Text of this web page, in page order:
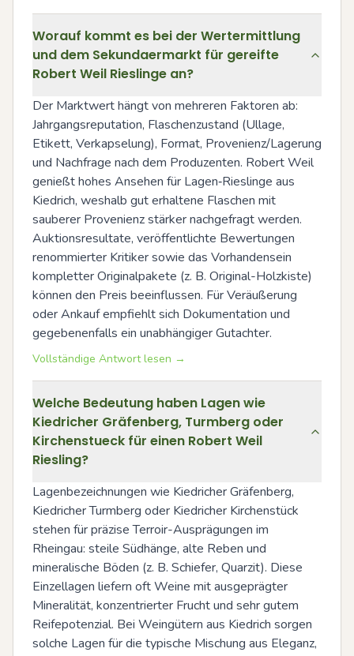
Worauf kommt es bei der Wertermittlung
und dem Sekundaermarkt für gereifte
Robert Weil Rieslinge an?
Der Marktwert hängt von mehreren Faktoren ab:
Jahrgangsreputation, Flaschenzustand (Ullage,
Etikett, Verkapselung), Format, Provenienz/Lagerung
und Nachfrage nach dem Produzenten. Robert Weil
genießt hohes Ansehen für Lagen‑Rieslinge aus
Kiedrich, weshalb gut erhaltene Flaschen mit
sauberer Provenienz stärker nachgefragt werden.
Auktionsresultate, veröffentlichte Bewertungen
renommierter Kritiker sowie das Vorhandensein
kompletter Originalpakete (z. B. Original-Holzkiste)
können den Preis beeinflussen. Für Veräußerung
oder Ankauf empfiehlt sich Dokumentation und
gegebenenfalls ein unabhängiger Gutachter.
Vollständige Antwort lesen →
Welche Bedeutung haben Lagen wie
Kiedricher Gräfenberg, Turmberg oder
Kirchenstueck für einen Robert Weil
Riesling?
Lagenbezeichnungen wie Kiedricher Gräfenberg,
Kiedricher Turmberg oder Kiedricher Kirchenstück
stehen für präzise Terroir-Ausprägungen im
Rheingau: steile Südhänge, alte Reben und
mineralische Böden (z. B. Schiefer, Quarzit). Diese
Einzellagen liefern oft Weine mit ausgeprägter
Mineralität, konzentrierter Frucht und sehr gutem
Reifepotenzial. Bei Weingütern aus Kiedrich sorgen
solche Lagen für die typische Mischung aus Eleganz,